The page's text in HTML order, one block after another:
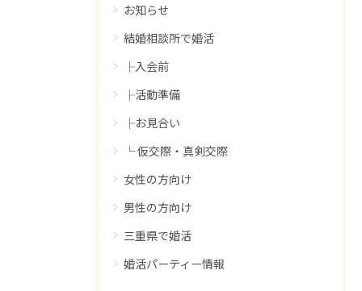
お知らせ
結婚相談所で婚活
├入会前
├活動準備
├お見合い
└ 仮交際・真剣交際
女性の方向け
男性の方向け
三重県で婚活
婚活パーティー情報